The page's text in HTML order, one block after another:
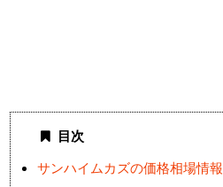
目次
サンハイムカズの価格相場情報